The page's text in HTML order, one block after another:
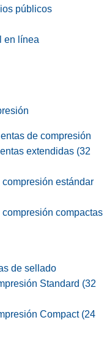
públicos
en línea
de compresión
extendidas (32
estándar
compactas
de sellado
Standard (32
Compact (24